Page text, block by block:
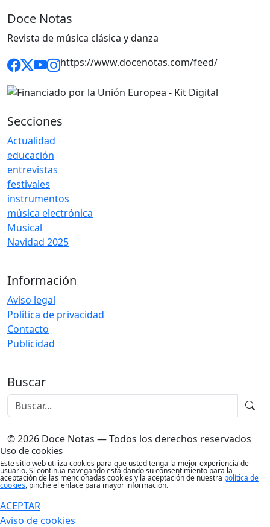
Doce Notas
Revista de música clásica y danza
https://www.docenotas.com/feed/
Secciones
Actualidad
educación
entrevistas
festivales
instrumentos
música electrónica
Musical
Navidad 2025
Información
Aviso legal
Política de privacidad
Contacto
Publicidad
Buscar
© 2026 Doce Notas — Todos los derechos reservados
Uso de cookies
Este sitio web utiliza cookies para que usted tenga la mejor experiencia de
usuario. Si continúa navegando está dando su consentimiento para la
aceptación de las mencionadas cookies y la aceptación de nuestra política de
cookies, pinche el enlace para mayor información.
ACEPTAR
Aviso de cookies